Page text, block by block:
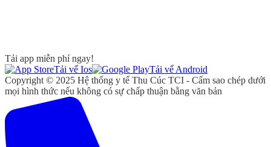
Tải app miễn phí ngay!
Tải vể Ios
Tải vể Android
Copyright © 2025 Hệ thống y tế Thu Cúc TCI - Cấm sao chép dưới
mọi hình thức nếu không có sự chấp thuận bằng văn bản